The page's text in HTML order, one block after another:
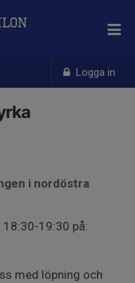
Logga in
i nordöstra
19:30 på:
med löpning och